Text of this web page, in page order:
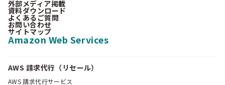
外部メディア掲載
資料ダウンロード
よくあるご質問
お問い合わせ
サイトマップ
Amazon Web Services
AWS 請求代行（リセール）
AWS 請求代行サービス